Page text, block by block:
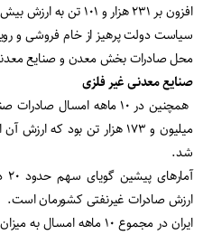
افزون بر ۲۳۱ هزار و ۱۰۱ تن به ارزش بیش از ۳۸۶ میلیون و ۹۷ هزار دلار بود.
سیاست دولت پرهیز از خام فروشی و
محل صادرات بخش معدن و صنایع
صنایع معدنی غیر فلزی
شد.
ارزش صادرات غیرنفتی کشورمان است.